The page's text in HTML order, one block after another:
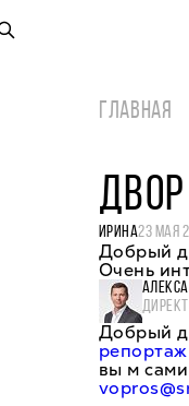
ГЛАВНАЯ
ИРИНА23 МАЯ
Добрый
Очень
Добрый
репортаж
вы м